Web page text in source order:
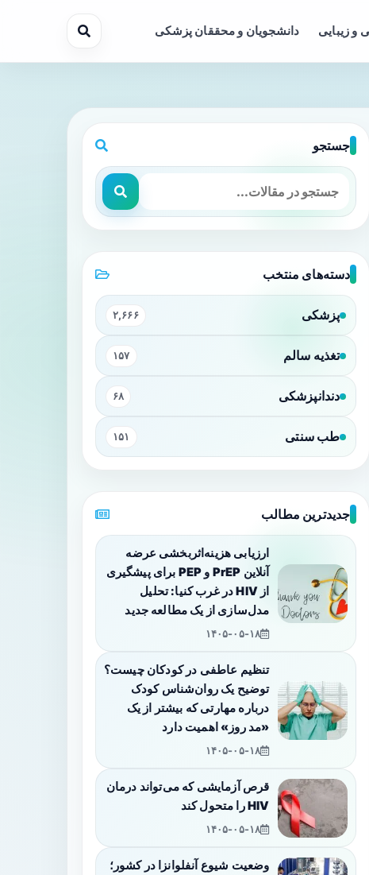
و زیبایی دانشجویان و محققان پزشکی
جستجو
دسته‌های منتخب
پزشکی ۲,۶۶۶
تغذیه سالم ۱۵۷
دندانپزشکی ۶۸
طب سنتی ۱۵۱
جدیدترین مطالب
ارزیابی هزینه‌اثربخشی عرضه
آنلاین PrEP و PEP برای پیشگیری
از HIV در غرب کنیا: تحلیل
مدل‌سازی از یک مطالعه جدید
۱۴۰۵-۰۵-۱۸
تنظیم عاطفی در کودکان چیست؟
توضیح یک روان‌شناس کودک
درباره مهارتی که بیشتر از یک
«مد روز» اهمیت دارد
۱۴۰۵-۰۵-۱۸
قرص آزمایشی که می‌تواند درمان
HIV را متحول کند
۱۴۰۵-۰۵-۱۸
وضعیت شیوع آنفلوانزا در کشور؛